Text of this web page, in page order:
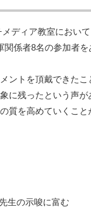
ディア教室におい
係者8名の参加者を
ントを頂戴できた
に残ったという声が
質を高めていくこ
生の示唆に富む